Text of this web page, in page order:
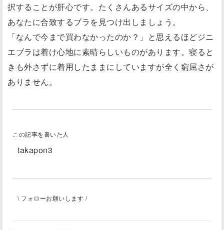
択することが肝心です。たくさんあるサイズの中から、
あなたに合致するブラを見つけ出しましょう。
「なんで今まで買わなかったのか？」と思えるほどジニ
エブラは着け心地に素晴らしいものがあります。寝ると
きも外さずに着用したままにしていますが全く窮屈さが
ありません。
この記事を書いた人
takapon3
\ フォローお願いします /